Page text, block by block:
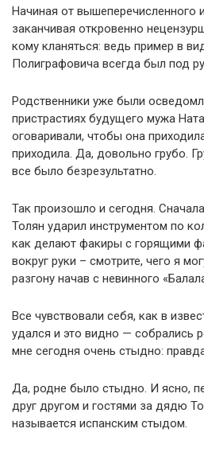
Начиная от вышеперечисленного
заканчивая откровенно
кому кланяться: ведь пример в
Полиграфовича всегда был под
Родственники уже были
пристрастиях будущего мужа
оговаривали, чтобы она
приходила. Да, довольно грубо.
все было безрезультатно.
Так произошло и сегодня.
Толян ударил инструментом по
как делают факиры с горящими
вокруг руки – смотрите, чего я
разгону начав с невинного
Все чувствовали себя, как в
удался и это видно — собрались
мне сегодня очень стыдно:
Да, родне было стыдно. И ясно,
друг другом и гостями за дядю
называется испанским стыдом.